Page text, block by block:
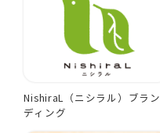
NishiraL（ニシラル）ブラン
ディング